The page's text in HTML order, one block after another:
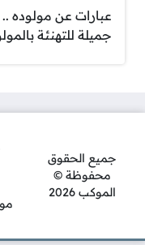
عبارات عن مولوده
جميلة للتهنئة
جميع الحقوق
محفوظة ©
الموكب 2026